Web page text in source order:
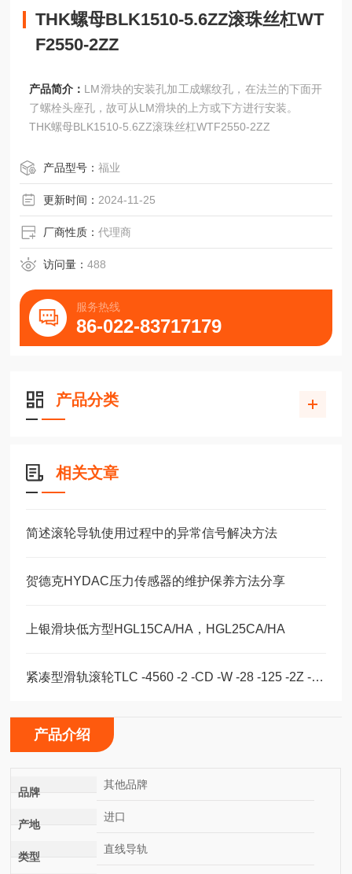
THK螺母BLK1510-5.6ZZ滚珠丝杠WT
F2550-2ZZ
产品简介： LM滑块的安装孔加工成螺纹孔，在法兰的下面开
了螺栓头座孔，故可从LM滑块的上方或下方进行安装。
THK螺母BLK1510-5.6ZZ滚珠丝杠WTF2550-2ZZ
产品型号：福业
更新时间： 2024-11-25
厂商性质：代理商
访问量：488
服务热线
86-022-83717179
产品分类
相关文章
简述滚轮导轨使用过程中的异常信号解决方法
贺德克HYDAC压力传感器的维护保养方法分享
上银滑块低方型HGL15CA/HA，HGL25CA/HA
紧凑型滑轨滚轮TLC -4560 -2 -CD -W -28 -125 -2Z -B -NIC
产品介绍
品牌
其他品牌
产地
进口
类型
直线导轨